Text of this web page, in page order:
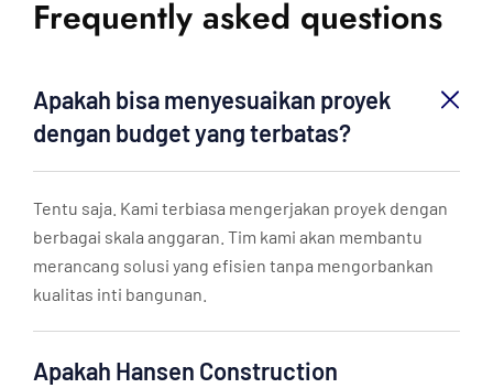
Frequently asked questions
Apakah bisa menyesuaikan proyek
dengan budget yang terbatas?
Tentu saja. Kami terbiasa mengerjakan proyek dengan
berbagai skala anggaran. Tim kami akan membantu
merancang solusi yang efisien tanpa mengorbankan
kualitas inti bangunan.
Apakah Hansen Construction